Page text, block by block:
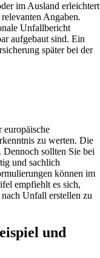
im Ausland erleichtert
Angaben.
Unfallbericht
aufgebaut sind. Ein
später bei der
zu werten. Die
Dennoch sollten Sie bei
und sachlich
können im
empfiehlt es sich,
nach Unfall erstellen zu
und